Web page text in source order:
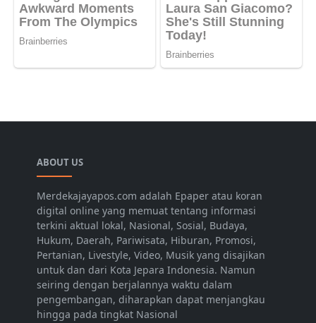
ABOUT US
Merdekajayapos.com adalah Epaper atau koran
digital online yang memuat tentang informasi
terkini aktual lokal, Nasional, Sosial, Budaya,
Hukum, Daerah, Pariwisata, Hiburan, Promosi,
Pertanian, Livestyle, Video, Musik yang disajikan
untuk dan dari Kota Jepara Indonesia. Namun
seiring dengan berjalannya waktu dalam
pengembangan, diharapkan dapat menjangkau
hingga pada tingkat Nasional